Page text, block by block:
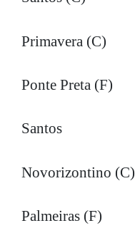
Primavera (C)
Ponte Preta (F)
Santos
Novorizontino (C)
Palmeiras (F)